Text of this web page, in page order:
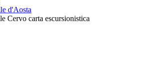
d'Aosta
Cervo carta escursionistica